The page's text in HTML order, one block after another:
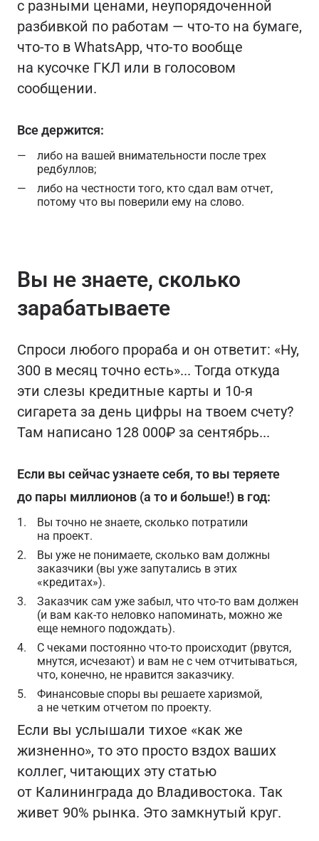
с разными ценами, неупорядоченной
разбивкой по работам — что-то на бумаге,
что-то в WhatsApp, что-то вообще
на кусочке ГКЛ или в голосовом
сообщении.
Все держится:
либо на вашей внимательности после трех
редбуллов;
либо на честности того, кто сдал вам отчет,
потому что вы поверили ему на слово.
Вы не знаете, сколько
зарабатываете
Спроси любого прораба и он ответит: «Ну,
300 в месяц точно есть»... Тогда откуда
эти слезы кредитные карты и 10-я
сигарета за день цифры на твоем счету?
Там написано 128 000₽ за сентябрь...
Если вы сейчас узнаете себя, то вы теряете
до пары миллионов (а то и больше!) в год:
Вы точно не знаете, сколько потратили
на проект.
Вы уже не понимаете, сколько вам должны
заказчики (вы уже запутались в этих
«кредитах»).
Заказчик сам уже забыл, что что-то вам должен
(и вам как-то неловко напоминать, можно же
еще немного подождать).
С чеками постоянно что-то происходит (рвутся,
мнутся, исчезают) и вам не с чем отчитываться,
что, конечно, не нравится заказчику.
Финансовые споры вы решаете харизмой,
а не четким отчетом по проекту.
Если вы услышали тихое «как же
жизненно», то это просто вздох ваших
коллег, читающих эту статью
от Калининграда до Владивостока. Так
живет 90% рынка. Это замкнутый круг.